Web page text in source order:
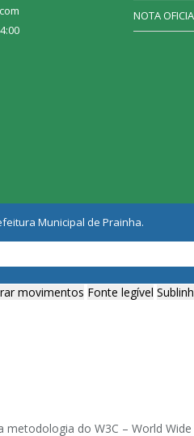
NOTA
Municipal de Prainha.
movimentos Fonte legível
do W3C – World